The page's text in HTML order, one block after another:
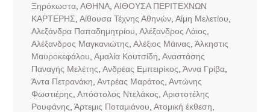
Ξηρόκωστα, ΑΘΗΝΑ, ΑΙΘΟΥΣΑ ΠΕΡΙΤΕΧΝΩΝ
ΚΑΡΤΕΡΗΣ Αίθουσα Τέχνης Αθηνών, Αίμη Μελετίου
Αλεξάνδρα Παπαδημητρίου Αλέξανδρος Λάιος
Αλέξανδρος Μαγκανιώτης Αλέξιος Μάινας Άλκηστις
Μαυροκεφάλου Αμαλία Κουτσίδη Αναστάσης
Παναγής Μελέτης Ανδρέας Εμπειρίκος Άννα Γρίβα,
Άντα Πετρανάκη Αντρέας Μαράτος Αντώνης
Φωστιέρης Απόστολος Ντελάκος Αριστοτέλης
Ρουφάνης Άρτεμις Ποταμιάνου Ατομική έκθεση